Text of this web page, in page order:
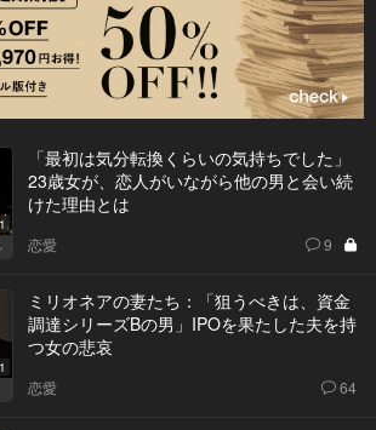
「最初は気分転換くらいの気持ちでした」
23歳女が、恋人がいながら他の男と会い続
けた理由とは
恋愛 9
ミリオネアの妻たち：「狙うべきは、資金
調達シリーズBの男」IPOを果たした夫を持
つ女の悲哀
恋愛 64